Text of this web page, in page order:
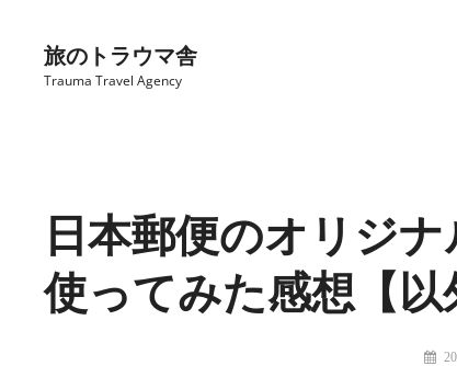
旅のトラウマ舎
Trauma Travel Agency
日本郵便のオリジ
使ってみた感想【以
投